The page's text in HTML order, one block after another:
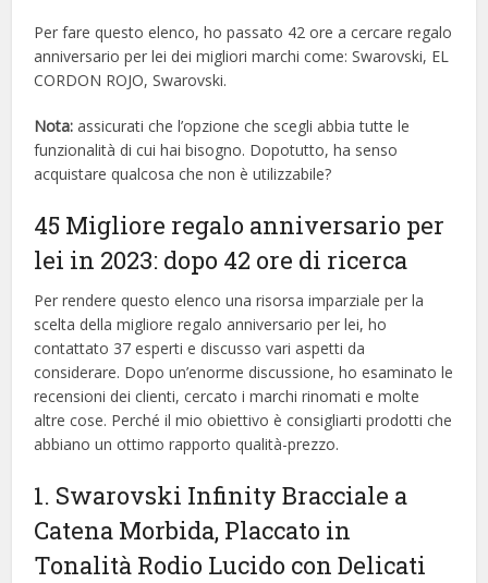
Per fare questo elenco, ho passato 42 ore a cercare regalo
anniversario per lei dei migliori marchi come: Swarovski, EL
CORDON ROJO, Swarovski.
Nota: assicurati che l’opzione che scegli abbia tutte le
funzionalità di cui hai bisogno. Dopotutto, ha senso
acquistare qualcosa che non è utilizzabile?
45 Migliore regalo anniversario per
lei in 2023: dopo 42 ore di ricerca
Per rendere questo elenco una risorsa imparziale per la
scelta della migliore regalo anniversario per lei, ​​ho
contattato 37 esperti e discusso vari aspetti da
considerare. Dopo un’enorme discussione, ho esaminato le
recensioni dei clienti, cercato i marchi rinomati e molte
altre cose. Perché il mio obiettivo è consigliarti prodotti che
abbiano un ottimo rapporto qualità-prezzo.
1. Swarovski Infinity Bracciale a
Catena Morbida, Placcato in
Tonalità Rodio Lucido con Delicati